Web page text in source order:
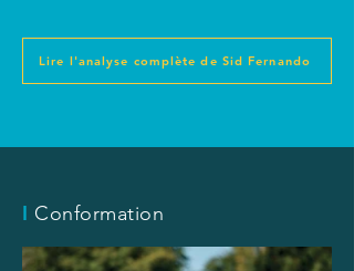
Lire l'analyse complète de Sid Fernando
I Conformation